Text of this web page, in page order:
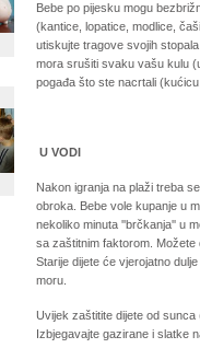
Bebe po pijesku mogu
(kantice, lopatice, modlice,
utiskujte tragove svojih
mora srušiti svaku vašu kulu
pogađa što ste nacrtali
U VODI
Nakon igranja na plaži treba
obroka. Bebe vole kupanje u
nekoliko minuta ''brčkanja'' u
sa zaštitnim faktorom. Možete
Starije dijete će vjerojatno
moru.
Uvijek zaštitite dijete od
Izbjegavajte gazirane i slatke